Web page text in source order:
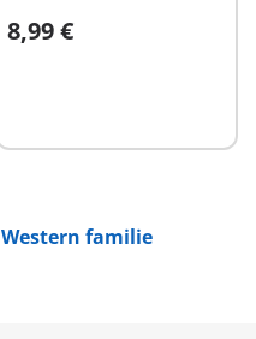
Western familie
8,99 €
In winkelwagen